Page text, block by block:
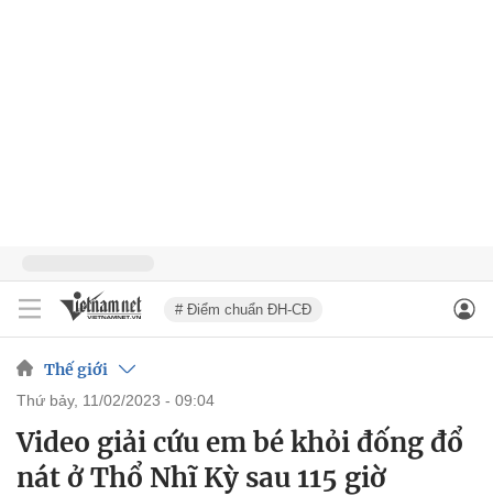
# Điểm chuẩn ĐH-CĐ
Thế giới
thứ bảy, 11/02/2023 - 09:04
Video giải cứu em bé khỏi đống đổ
nát ở Thổ Nhĩ Kỳ sau 115 giờ